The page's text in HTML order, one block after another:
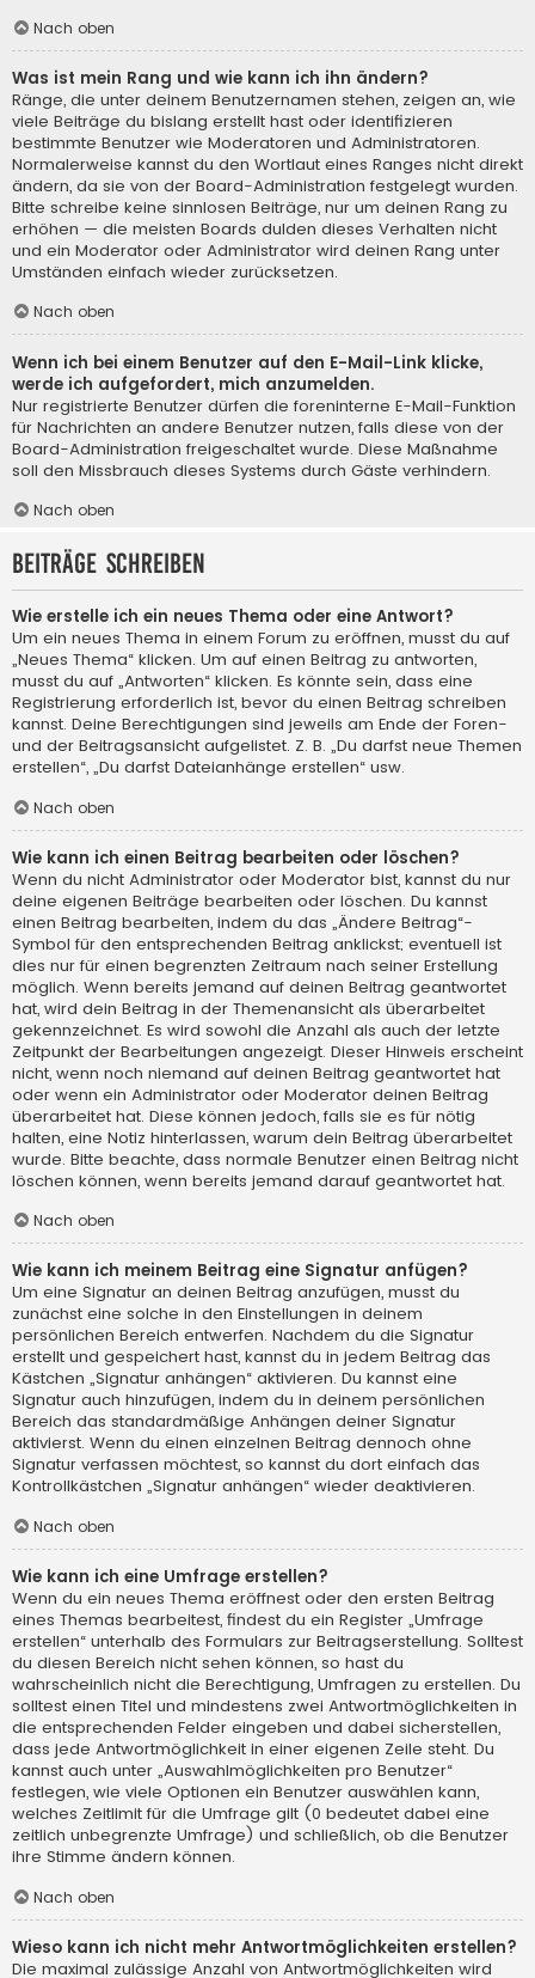
Nach oben
Was ist mein Rang und wie kann ich ihn ändern?
Ränge, die unter deinem Benutzernamen stehen, zeigen an, wie
viele Beiträge du bislang erstellt hast oder identifizieren
bestimmte Benutzer wie Moderatoren und Administratoren.
Normalerweise kannst du den Wortlaut eines Ranges nicht direkt
ändern, da sie von der Board-Administration festgelegt wurden.
Bitte schreibe keine sinnlosen Beiträge, nur um deinen Rang zu
erhöhen — die meisten Boards dulden dieses Verhalten nicht
und ein Moderator oder Administrator wird deinen Rang unter
Umständen einfach wieder zurücksetzen.
Nach oben
Wenn ich bei einem Benutzer auf den E-Mail-Link klicke,
werde ich aufgefordert, mich anzumelden.
Nur registrierte Benutzer dürfen die foreninterne E-Mail-Funktion
für Nachrichten an andere Benutzer nutzen, falls diese von der
Board-Administration freigeschaltet wurde. Diese Maßnahme
soll den Missbrauch dieses Systems durch Gäste verhindern.
Nach oben
Beiträge schreiben
Wie erstelle ich ein neues Thema oder eine Antwort?
Um ein neues Thema in einem Forum zu eröffnen, musst du auf
„Neues Thema“ klicken. Um auf einen Beitrag zu antworten,
musst du auf „Antworten“ klicken. Es könnte sein, dass eine
Registrierung erforderlich ist, bevor du einen Beitrag schreiben
kannst. Deine Berechtigungen sind jeweils am Ende der Foren-
und der Beitragsansicht aufgelistet. Z. B. „Du darfst neue Themen
erstellen“, „Du darfst Dateianhänge erstellen“ usw.
Nach oben
Wie kann ich einen Beitrag bearbeiten oder löschen?
Wenn du nicht Administrator oder Moderator bist, kannst du nur
deine eigenen Beiträge bearbeiten oder löschen. Du kannst
einen Beitrag bearbeiten, indem du das „Ändere Beitrag“-
Symbol für den entsprechenden Beitrag anklickst; eventuell ist
dies nur für einen begrenzten Zeitraum nach seiner Erstellung
möglich. Wenn bereits jemand auf deinen Beitrag geantwortet
hat, wird dein Beitrag in der Themenansicht als überarbeitet
gekennzeichnet. Es wird sowohl die Anzahl als auch der letzte
Zeitpunkt der Bearbeitungen angezeigt. Dieser Hinweis erscheint
nicht, wenn noch niemand auf deinen Beitrag geantwortet hat
oder wenn ein Administrator oder Moderator deinen Beitrag
überarbeitet hat. Diese können jedoch, falls sie es für nötig
halten, eine Notiz hinterlassen, warum dein Beitrag überarbeitet
wurde. Bitte beachte, dass normale Benutzer einen Beitrag nicht
löschen können, wenn bereits jemand darauf geantwortet hat.
Nach oben
Wie kann ich meinem Beitrag eine Signatur anfügen?
Um eine Signatur an deinen Beitrag anzufügen, musst du
zunächst eine solche in den Einstellungen in deinem
persönlichen Bereich entwerfen. Nachdem du die Signatur
erstellt und gespeichert hast, kannst du in jedem Beitrag das
Kästchen „Signatur anhängen“ aktivieren. Du kannst eine
Signatur auch hinzufügen, indem du in deinem persönlichen
Bereich das standardmäßige Anhängen deiner Signatur
aktivierst. Wenn du einen einzelnen Beitrag dennoch ohne
Signatur verfassen möchtest, so kannst du dort einfach das
Kontrollkästchen „Signatur anhängen“ wieder deaktivieren.
Nach oben
Wie kann ich eine Umfrage erstellen?
Wenn du ein neues Thema eröffnest oder den ersten Beitrag
eines Themas bearbeitest, findest du ein Register „Umfrage
erstellen“ unterhalb des Formulars zur Beitragserstellung. Solltest
du diesen Bereich nicht sehen können, so hast du
wahrscheinlich nicht die Berechtigung, Umfragen zu erstellen. Du
solltest einen Titel und mindestens zwei Antwortmöglichkeiten in
die entsprechenden Felder eingeben und dabei sicherstellen,
dass jede Antwortmöglichkeit in einer eigenen Zeile steht. Du
kannst auch unter „Auswahlmöglichkeiten pro Benutzer“
festlegen, wie viele Optionen ein Benutzer auswählen kann,
welches Zeitlimit für die Umfrage gilt (0 bedeutet dabei eine
zeitlich unbegrenzte Umfrage) und schließlich, ob die Benutzer
ihre Stimme ändern können.
Nach oben
Wieso kann ich nicht mehr Antwortmöglichkeiten erstellen?
Die maximal zulässige Anzahl von Antwortmöglichkeiten wird